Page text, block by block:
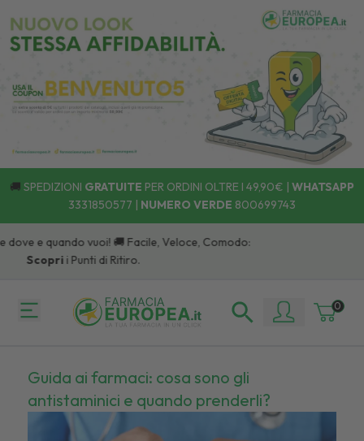
🚚 SPEDIZIONI GRATUITE PER ORDINI OLTRE I 49,90€ | WHATSAPP
3331850577 | NUMERO VERDE 800699743
e quando vuoi! 🚚 Facile, Veloce, Comodo:
Scoprii Punti di Ritiro.
0
Guida ai farmaci: cosa sono gli
antistaminici e quando prenderli?